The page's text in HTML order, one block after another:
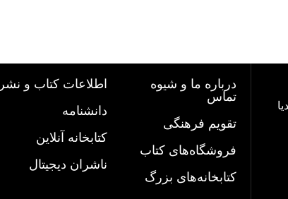
درباره ما و شیوه
تماس
تقویم فرهنگی
فروشگاه‌های کتاب
کتابخانه‌های بزرگ
اطلاعات کتاب و نشر
دانشنامه
کتابخانه آنلاین
ناشران دیجیتال